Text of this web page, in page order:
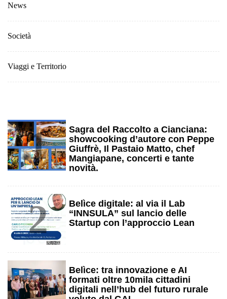
News
Società
Viaggi e Territorio
1
Sagra del Raccolto a Cianciana:
showcooking d’autore con Peppe
Giuffrè, Il Pastaio Matto, chef
Mangiapane, concerti e tante
novità.
2
Belìce digitale: al via il Lab
“INNSULA” sul lancio delle
Startup con l’approccio Lean
3
Belìce: tra innovazione e AI
formati oltre 10mila cittadini
digitali nell’hub del futuro rurale